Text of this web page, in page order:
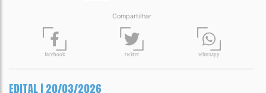
Compartilhar
facebook twitter whatsapp
EDITAL | 20/03/2026